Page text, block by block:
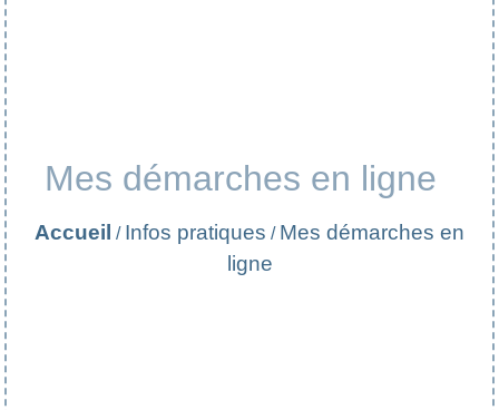
Mes démarches en ligne
Accueil / Infos pratiques / Mes démarches en
ligne